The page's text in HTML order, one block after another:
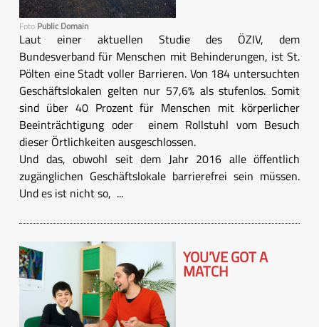
Foto Public Domain
Laut einer aktuellen Studie des ÖZIV, dem
Bundesverband für Menschen mit Behinderungen, ist St.
Pölten eine Stadt voller Barrieren. Von 184 untersuchten
Geschäftslokalen gelten nur 57,6% als stufenlos. Somit
sind über 40 Prozent für Menschen mit körperlicher
Beeinträchtigung oder einem Rollstuhl vom Besuch
dieser Örtlichkeiten ausgeschlossen.
Und das, obwohl seit dem Jahr 2016 alle öffentlich
zugänglichen Geschäftslokale barrierefrei sein müssen.
Und es ist nicht so, ...
YOU’VE GOT A
MATCH